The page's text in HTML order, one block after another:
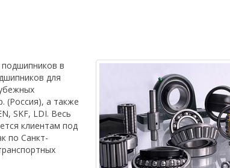
в
для
(Россия), а также
SKF, LDI. Весь
клиентам под
по Санкт-